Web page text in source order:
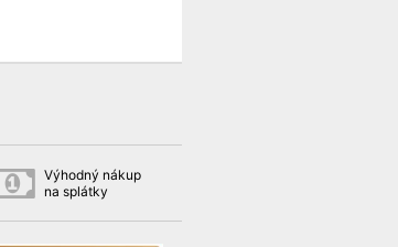
Výhodný nákup
na splátky